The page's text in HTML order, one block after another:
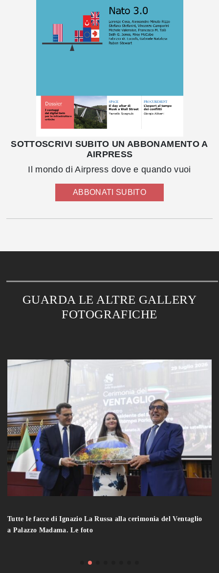
SOTTOSCRIVI SUBITO UN ABBONAMENTO A
AIRPRESS
Il mondo di Airpress dove e quando vuoi
ABBONATI SUBITO
GUARDA LE ALTRE GALLERY
FOTOGRAFICHE
Tutte le facce di Ignazio La Russa alla cerimonia del Ventaglio
a Palazzo Madama. Le foto